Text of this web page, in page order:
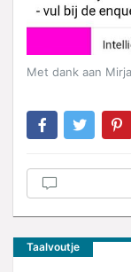
Met dank aan
Taalvoutje